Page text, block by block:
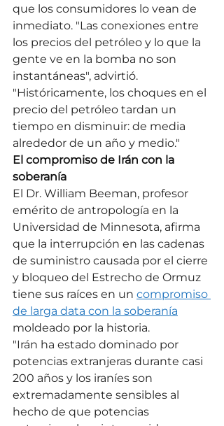
que los consumidores lo vean de
inmediato. "Las conexiones entre
los precios del petróleo y lo que la
gente ve en la bomba no son
instantáneas", advirtió.
"Históricamente, los choques en el
precio del petróleo tardan un
tiempo en disminuir: de media
alrededor de un año y medio."
El compromiso de Irán con la
soberanía
El Dr. William Beeman, profesor
emérito de antropología en la
Universidad de Minnesota, afirma
que la interrupción en las cadenas
de suministro causada por el cierre
y bloqueo del Estrecho de Ormuz
tiene sus raíces en un compromiso
de larga data con la soberanía
moldeado por la historia.
"Irán ha estado dominado por
potencias extranjeras durante casi
200 años y los iraníes son
extremadamente sensibles al
hecho de que potencias